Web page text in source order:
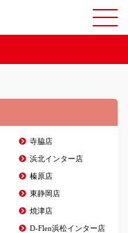
寺脇店
浜北インター店
榛原店
東静岡店
焼津店
D-Flen浜松インター店